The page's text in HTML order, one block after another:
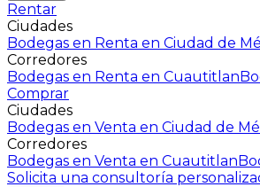
Rentar
Ciudades
Bodegas en Renta en Ciudad de
Corredores
Bodegas en Renta en Cuautitlan
Comprar
Ciudades
Bodegas en Venta en Ciudad de
Corredores
Bodegas en Venta en Cuautitlan
Solicita una consultoría